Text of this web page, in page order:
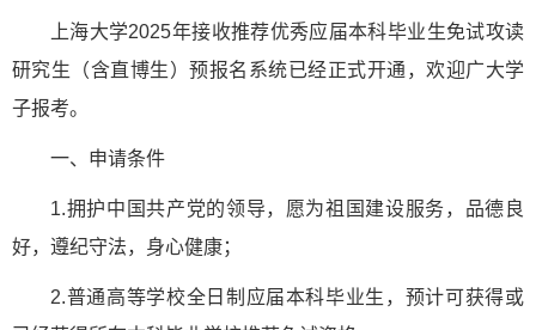
上海大学2025年接收推荐优秀应届本科毕业生免试攻读
研究生（含直博生）预报名系统已经正式开通，欢迎广大学
子报考。
一、申请条件
1.拥护中国共产党的领导，愿为祖国建设服务，品德良
好，遵纪守法，身心健康；
2.普通高等学校全日制应届本科毕业生，预计可获得或